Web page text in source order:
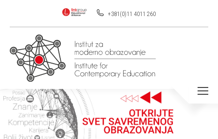
+381(0)11 4011 260
You are here: